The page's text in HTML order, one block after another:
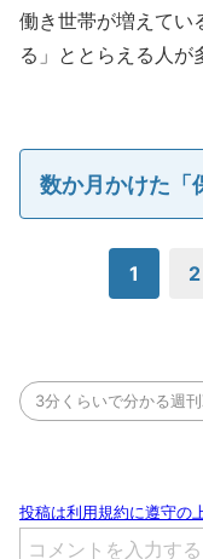
働き世帯が増えてい
る」ととらえる人が
数か月かけた「
1 2
3分くらいで分かる週